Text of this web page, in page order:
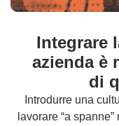
Integrare
azienda è
di
Introdurre una
lavorare “a